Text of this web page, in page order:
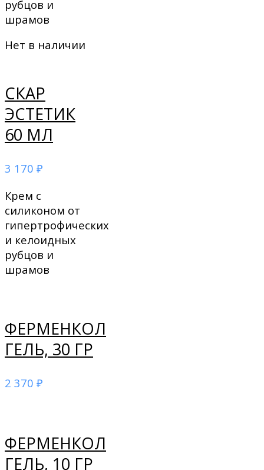
рубцов и
шрамов
Нет в наличии
СКАР
ЭСТЕТИК
60 МЛ
3 170 ₽
Крем с
силиконом от
гипертрофических
и келоидных
рубцов и
шрамов
ФЕРМЕНКОЛ
ГЕЛЬ, 30 ГР
2 370 ₽
ФЕРМЕНКОЛ
ГЕЛЬ, 10 ГР